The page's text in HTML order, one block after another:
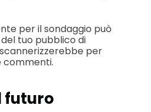
per il sondaggio può
tuo pubblico di
per
commenti.
futuro